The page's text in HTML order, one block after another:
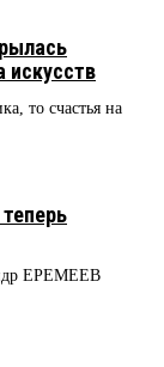
искусств
то счастья на
ЕРЕМЕЕВ